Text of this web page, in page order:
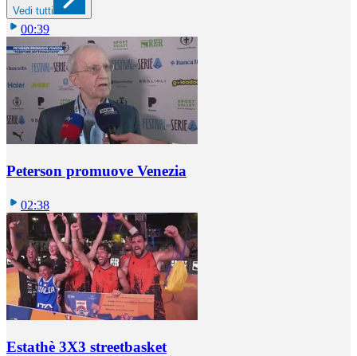
Vedi tutti
00:39
Peterson promuove Venezia
02:38
Estathè 3X3 streetbasket